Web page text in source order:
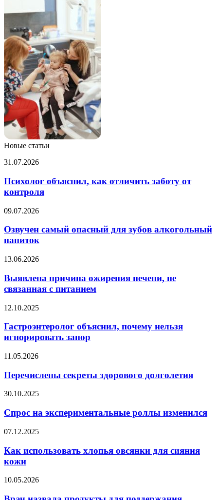
Новые статьи
Психолог
как
отличить
заботу
контроля
31.07.2026
Психолог объяснил, как отличить заботу от
контроля
Озвучен
опасный
зубов
напиток
09.07.2026
Озвучен самый опасный для зубов алкогольный
напиток
Выявлена
ожирения
печени,
не
с
13.06.2026
Выявлена причина ожирения печени, не
связанная с питанием
Гастроэнтеролог
почему
нельзя
игнорировать
12.10.2025
Гастроэнтеролог объяснил, почему нельзя
игнорировать запор
Перечислены
здорового
долголетия
11.05.2026
Перечислены секреты здорового долголетия
Спрос
экспериментальные
роллы
изменился
30.10.2025
Спрос на экспериментальные роллы изменился
Как
хлопья
овсянки
для
кожи
07.12.2025
Как использовать хлопья овсянки для сияния
кожи
Врач
продукты
10.05.2026